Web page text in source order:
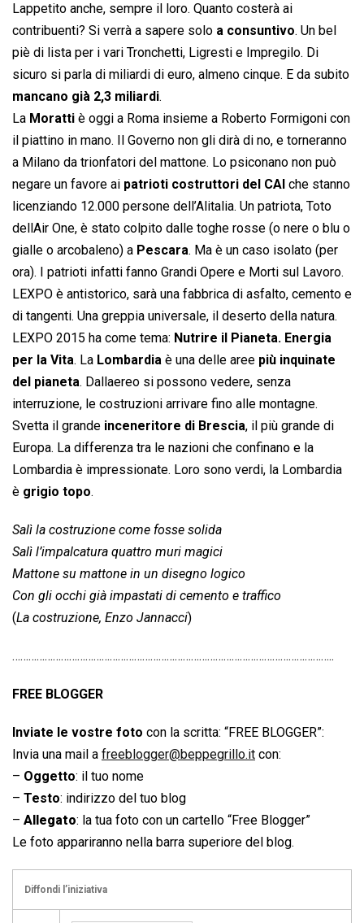
Lappetito anche, sempre il loro. Quanto costerà ai
contribuenti? Si verrà a sapere solo a consuntivo. Un bel
piè di lista per i vari Tronchetti, Ligresti e Impregilo. Di
sicuro si parla di miliardi di euro, almeno cinque. E da subito
mancano già 2,3 miliardi.
La Moratti è oggi a Roma insieme a Roberto Formigoni con
il piattino in mano. Il Governo non gli dirà di no, e torneranno
a Milano da trionfatori del mattone. Lo psiconano non può
negare un favore ai patrioti costruttori del CAI che stanno
licenziando 12.000 persone dell’Alitalia. Un patriota, Toto
dellAir One, è stato colpito dalle toghe rosse (o nere o blu o
gialle o arcobaleno) a Pescara. Ma è un caso isolato (per
ora). I patrioti infatti fanno Grandi Opere e Morti sul Lavoro.
LEXPO è antistorico, sarà una fabbrica di asfalto, cemento e
di tangenti. Una greppia universale, il deserto della natura.
LEXPO 2015 ha come tema:  Nutrire il Pianeta. Energia
per la Vita. La Lombardia è una delle aree più inquinate
del pianeta. Dallaereo si possono vedere, senza
interruzione, le costruzioni arrivare fino alle montagne.
Svetta il grande inceneritore di Brescia, il più grande di
Europa. La differenza tra le nazioni che confinano e la
Lombardia è impressionate. Loro sono verdi, la Lombardia
è grigio topo.
Salì la costruzione come fosse solida
Salì l’impalcatura quattro muri magici
Mattone su mattone in un disegno logico
Con gli occhi già impastati di cemento e traffico
(La costruzione, Enzo Jannacci)
………………………………………………………………………………………………………..
FREE BLOGGER
Inviate le vostre foto con la scritta: “FREE BLOGGER”:
Invia una mail a freeblogger@beppegrillo.it con:
– Oggetto: il tuo nome
– Testo: indirizzo del tuo blog
– Allegato: la tua foto con un cartello “Free Blogger”
Le foto appariranno nella barra superiore del blog.
Diffondi l’iniziativa